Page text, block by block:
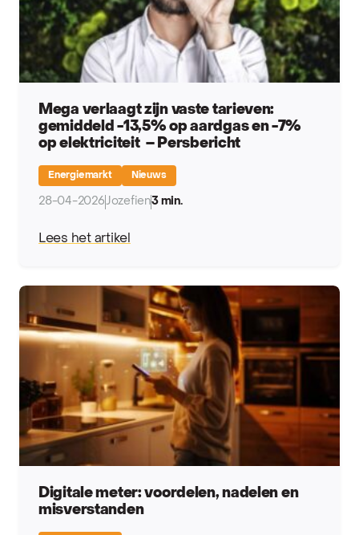
Mega verlaagt zijn vaste tarieven:
gemiddeld -13,5% op aardgas en -7%
op elektriciteit – Persbericht
Energiemarkt Nieuws
28-04-2026Jozefien3 min.
Lees het artikel
Digitale meter: voordelen, nadelen en
misverstanden